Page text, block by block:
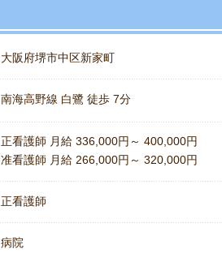
大阪府堺市中区新家町
南海高野線 白鷺 徒歩 7分
正看護師 月給 336,000円～ 400,000円
准看護師 月給 266,000円～ 320,000円
正看護師
病院